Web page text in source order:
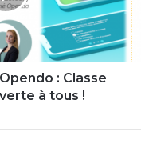
: Classe
à tous !